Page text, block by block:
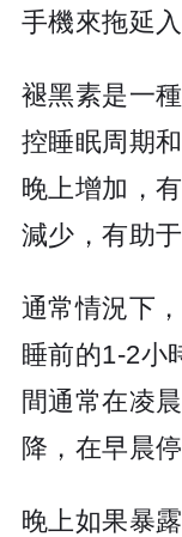
手機來拖延入
褪黑素是一
控睡眠周期
晚上增加，
減少，有助于
通常情況下
睡前的1-2小
間通常在凌
降，在早晨
晚上如果暴